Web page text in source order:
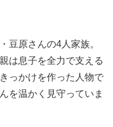
豆原さんの4人家族。
は息子を全力で支える
っかけを作った人物で
を温かく見守っていま